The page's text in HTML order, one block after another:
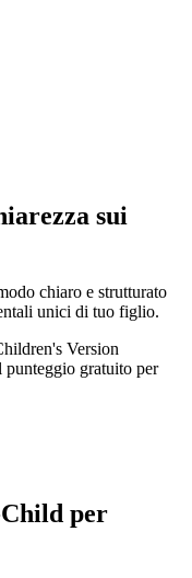
sui
chiaro e strutturato
unici di tuo figlio.
Version
gratuito per
per